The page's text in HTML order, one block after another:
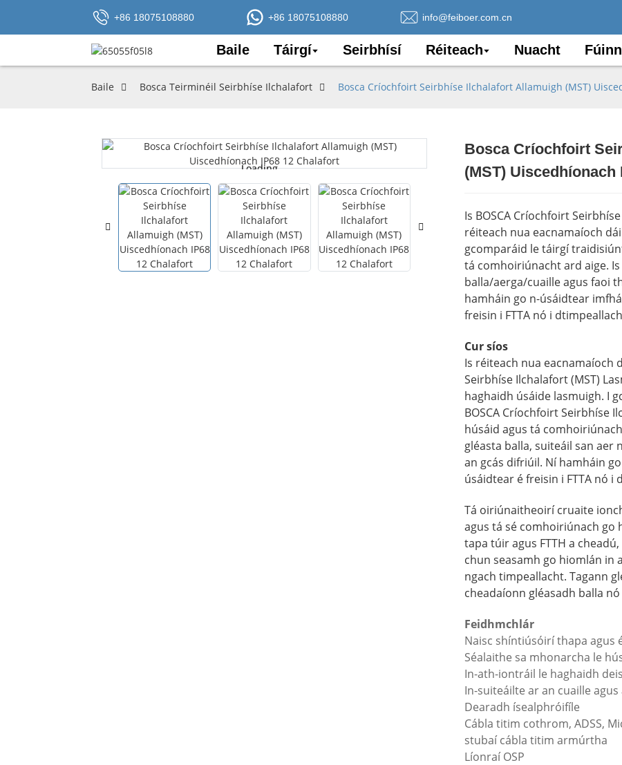
+86 18075108880 +86 18075108880 info@feiboer.com.cn
Baile Táirgí Seirbhísí Réiteach Nuacht Fúinn
Baile Bosca Teirminéil Seirbhíse Ilchalafort Bosca Críochfoirt Seirbhíse Ilchalafort Allamuigh (MST)
Loading...
Loading... Loading...
Loading...
Bosca Críochfoirt
(MST) Uiscedhíonach
Is BOSCA Críochfoirt
réiteach nua eacnamaíoch
gcomparáid le táirgí
tá comhoiriúnacht ard aige.
balla/aerga/cuaille agus faoi
hamháin go n-úsáidtear
freisin i FTTA nó i
Cur síos
Is réiteach nua eacnamaíoch
Seirbhíse Ilchalafort (MST)
haghaidh úsáide lasmuigh. I
BOSCA Críochfoirt Seirbhíse
húsáid agus tá
gléasta balla, suiteáil san aer
an gcás difriúil. Ní hamháin
úsáidtear é freisin i FTTA nó
Tá oiriúnaitheoirí cruaite
agus tá sé comhoiriúnach go
tapa túir agus FTTH a
chun seasamh go hiomlán in
ngach timpeallacht. Tagann
cheadaíonn gléasadh balla
Feidhmchlár
Naisc shíntiúsóirí thapa agus
Séalaithe sa mhonarcha le
In-ath-iontráil le haghaidh
In-suiteáilte ar an cuaille
Dearadh ísealphróifíle
Cábla titim cothrom, ADSS,
stubaí cábla titim armúrtha
Líonraí OSP